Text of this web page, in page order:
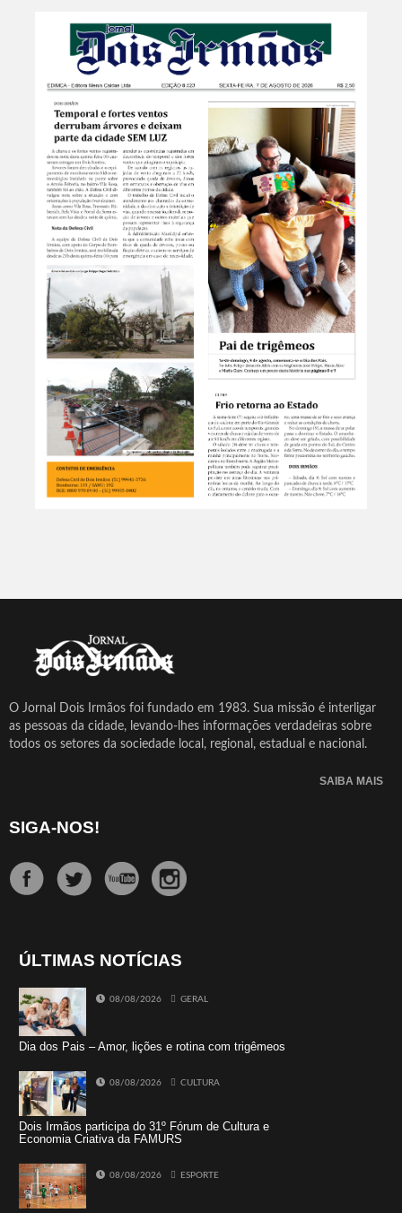
O Jornal Dois Irmãos foi fundado em 1983. Sua missão é interligar
as pessoas da cidade, levando-lhes informações verdadeiras sobre
todos os setores da sociedade local, regional, estadual e nacional.
SAIBA MAIS
SIGA-NOS!
ÚLTIMAS NOTÍCIAS
08/08/2026 GERAL
Dia dos Pais – Amor, lições e rotina com trigêmeos
08/08/2026 CULTURA
Dois Irmãos participa do 31º Fórum de Cultura e
Economia Criativa da FAMURS
08/08/2026 ESPORTE